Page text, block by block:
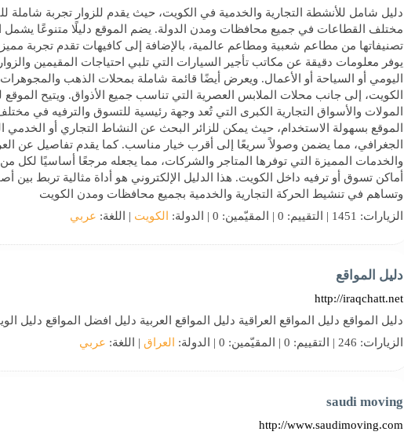
دليل شامل للأنشطة التجارية والخدمية في الكويت، حيث يقدم للزوار تجربة شاملة
مختلف القطاعات في جميع محافظات ومدن الدولة. يضم الموقع دليلًا متنوعًا
تصنيفاتها من مطاعم شعبية ومطاعم عالمية، بالإضافة إلى كافيهات تقدم تجربة
يوفر معلومات دقيقة عن مكاتب تأجير السيارات التي تلبي احتياجات المقيمين
اليومي أو السياحة أو الأعمال. ويعرض أيضًا قائمة شاملة بمحلات الذهب والمجوهرات
الكويت، إلى جانب محلات الملابس العصرية التي تناسب جميع الأذواق. ويتيح
المولات والأسواق التجارية الكبرى التي تُعد وجهة رئيسية للتسوق والترفيه في
الموقع بسهولة الاستخدام، حيث يمكن للزائر البحث عن النشاط التجاري أو
الجغرافي، مما يضمن وصولاً سريعًا إلى أقرب خيار مناسب. كما يقدم تفاصيل عن
والخدمات المميزة التي توفرها المتاجر والشركات، مما يجعله مرجعًا أساسيًا لكل
أماكن تسوق أو ترفيه داخل الكويت. هذا الدليل الإلكتروني هو أداة مثالية تربط بين
وتساهم في تنشيط الحركة التجارية والخدمية بجميع محافظات ومدن الكويت
الزيارات: 1451 | التقييم: 0 | المقيّمين: 0 | الدولة:
الكويت | اللغة: عربي
دليل المواقع
http://iraqchatt.net
دليل المواقع دليل المواقع العراقية دليل المواقع العربية دليل افضل المواقع دليل
الزيارات: 246 | التقييم: 0 | المقيّمين: 0 | الدولة:
العراق | اللغة: عربي
saudi moving
http://www.saudimoving.com